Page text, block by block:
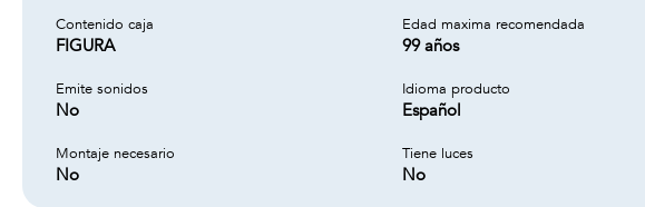
Contenido caja
FIGURA
Edad maxima recomendada
99 años
Emite sonidos
No
Idioma producto
Español
Montaje necesario
No
Tiene luces
No